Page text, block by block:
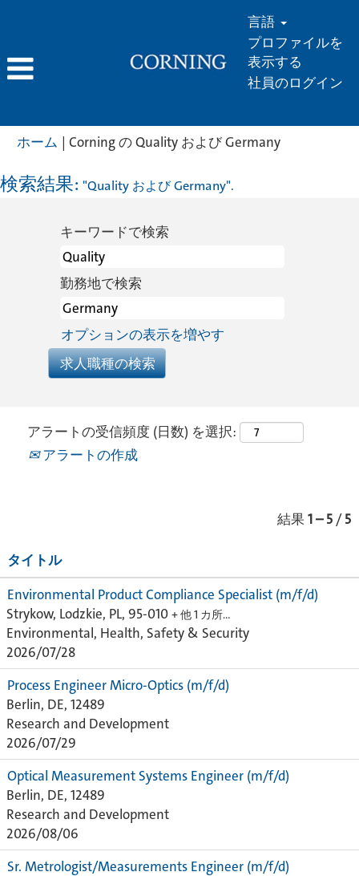
言語
プロファイルを
表示する
社員のログイン
ホーム | Corning の Quality および Germany(現
検索結果: "Quality および Germany".
キーワードで検索
勤務地で検索
オプションの表示を増やす
アラートの受信頻度 (日数) を選択:
アラートの作成
結果 1 – 5 /5
タイトル
Environmental Product Compliance Specialist (m/f/d)
Strykow, Lodzkie, PL, 95-010 + 他 1 カ所…
Environmental, Health, Safety & Security
2026/07/28
Process Engineer Micro-Optics (m/f/d)
Berlin, DE, 12489
Research and Development
2026/07/29
Optical Measurement Systems Engineer (m/f/d)
Berlin, DE, 12489
Research and Development
2026/08/06
Sr. Metrologist/Measurements Engineer (m/f/d)